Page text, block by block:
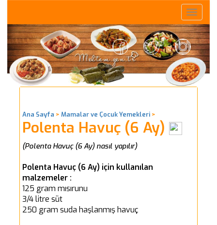
Toggle
Ana Sayfa > Mamalar ve Çocuk Yemekleri >
Polenta Havuç (6 Ay)
(Polenta Havuç (6 Ay) nasıl yapılır)
Polenta Havuç (6 Ay) için kullanılan
malzemeler :
125 gram mısırunu
3/4 litre süt
250 gram suda haşlanmış havuç